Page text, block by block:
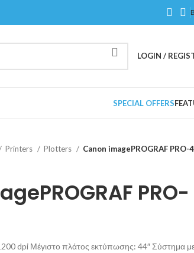
LOGIN /
SPECIAL OFFERS
Printers Plotters Canon imagePROGRAF PRO-
PRO-
dpi Μέγιστο πλάτος εκτύπωσης: 44″ Σύστημα